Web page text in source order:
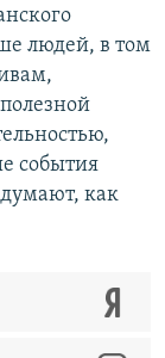
людей, в том
события
как